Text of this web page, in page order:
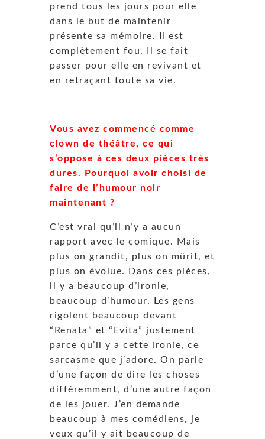
prend tous les jours pour elle
dans le but de maintenir
présente sa mémoire. Il est
complètement fou. Il se fait
passer pour elle en revivant et
en retraçant toute sa vie.
Vous avez commencé comme
clown de théâtre, ce qui
s’oppose à ces deux pièces très
dures. Pourquoi avoir choisi de
faire de l’humour noir
maintenant ?
C’est vrai qu’il n’y a aucun
rapport avec le comique. Mais
plus on grandit, plus on mûrit, et
plus on évolue. Dans ces pièces,
il y a beaucoup d’ironie,
beaucoup d’humour. Les gens
rigolent beaucoup devant
“Renata” et “Evita” justement
parce qu’il y a cette ironie, ce
sarcasme que j’adore. On parle
d’une façon de dire les choses
différemment, d’une autre façon
de les jouer. J’en demande
beaucoup à mes comédiens, je
veux qu’il y ait beaucoup de